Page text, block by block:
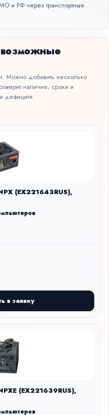
и РФ через транспортные
Можно добавить несколько
наличие, сроки и
дефиците.
(EX221643RUS),
в заявку
(EX221639RUS),